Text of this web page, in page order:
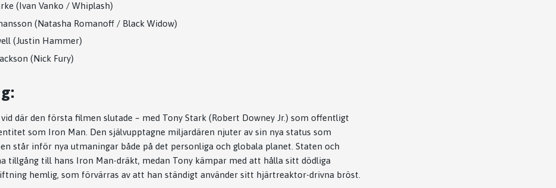
(Ivan Vanko / Whiplash)
(Natasha Romanoff / Black Widow)
(Justin Hammer)
(Nick Fury)
där den första filmen slutade – med Tony Stark (Robert Downey Jr.) som offentligt
som Iron Man. Den självupptagne miljardären njuter av sin nya status som
står inför nya utmaningar både på det personliga och globala planet. Staten och
tillgång till hans Iron Man-dräkt, medan Tony kämpar med att hålla sitt dödliga
hemlig, som förvärras av att han ständigt använder sitt hjärtreaktor-drivna bröst.